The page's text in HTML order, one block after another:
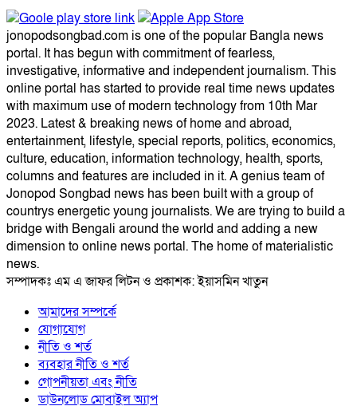
jonopodsongbad.com is one of the popular Bangla news
portal. It has begun with commitment of fearless,
investigative, informative and independent journalism. This
online portal has started to provide real time news updates
with maximum use of modern technology from 10th Mar
2023. Latest & breaking news of home and abroad,
entertainment, lifestyle, special reports, politics, economics,
culture, education, information technology, health, sports,
columns and features are included in it. A genius team of
Jonopod Songbad news has been built with a group of
countrys energetic young journalists. We are trying to build a
bridge with Bengali around the world and adding a new
dimension to online news portal. The home of materialistic
news.
সম্পাদকঃ এম এ জাফর লিটন ও প্রকাশক: ইয়াসমিন খাতুন
আমাদের সম্পর্কে
যোগাযোগ
নীতি ও শর্ত
ব্যবহার নীতি ও শর্ত
গোপনীয়তা এবং নীতি
ডাউনলোড মোবাইল অ্যাপ